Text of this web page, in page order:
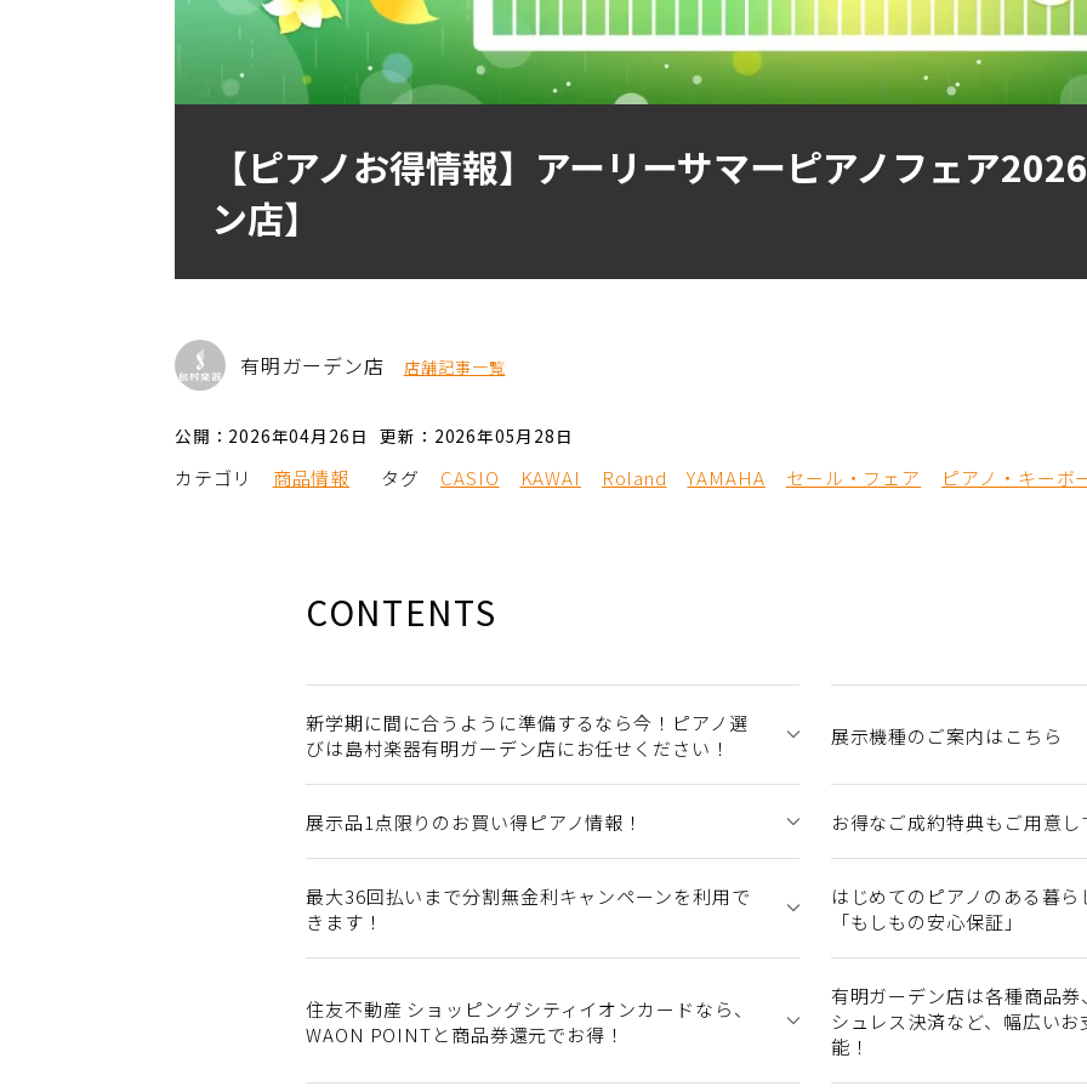
【ピアノお得情報】アーリーサマーピアノフェア
ン店】
有明ガーデン店 店舗記事一覧
公開：2026年04月26日 更新：2026年05月28日
カテゴリ 商品情報 タグ CASIO KAWAI Roland YAMAHA セール・フェア ピアノ・キーボ
CONTENTS
新学期に間に合うように準備するなら今！ピアノ選
びは島村楽器有明ガーデン店にお任せください！
展示機種のご案内はこちら
展示品1点限りのお買い得ピアノ情報！ お得なご成約特典もご用意
最大36回払いまで分割無金利キャンペーンを利用で
きます！
はじめてのピアノのある暮
「もしもの安心保証」
住友不動産 ショッピングシティイオンカードなら、
WAON POINTと商品券還元でお得！
有明ガーデン店は各種商品
シュレス決済など、幅広い
能！